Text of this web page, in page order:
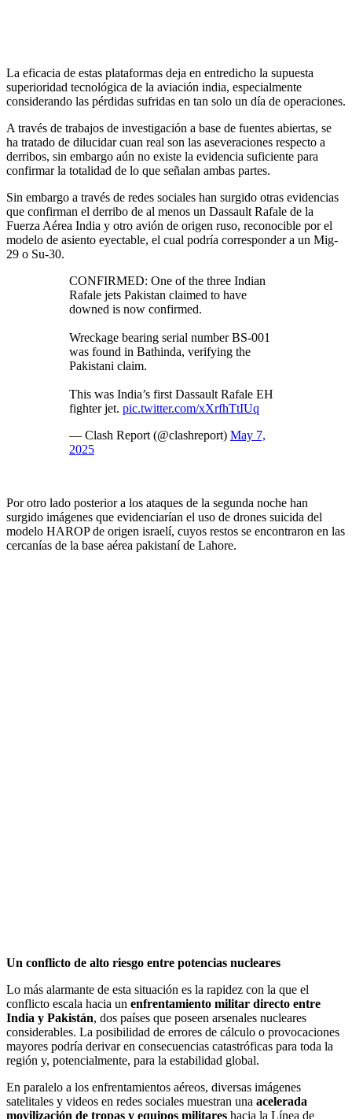
La eficacia de estas plataformas deja en entredicho la supuesta
superioridad tecnológica de la aviación india, especialmente
considerando las pérdidas sufridas en tan solo un día de operaciones.
A través de trabajos de investigación a base de fuentes abiertas, se
ha tratado de dilucidar cuan real son las aseveraciones respecto a
derribos, sin embargo aún no existe la evidencia suficiente para
confirmar la totalidad de lo que señalan ambas partes.
Sin embargo a través de redes sociales han surgido otras evidencias
que confirman el derribo de al menos un Dassault Rafale de la
Fuerza Aérea India y otro avión de origen ruso, reconocible por el
modelo de asiento eyectable, el cual podría corresponder a un Mig-
29 o Su-30.
CONFIRMED: One of the three Indian
Rafale jets Pakistan claimed to have
downed is now confirmed.
Wreckage bearing serial number BS-001
was found in Bathinda, verifying the
Pakistani claim.
This was India’s first Dassault Rafale EH
fighter jet. pic.twitter.com/xXrfhTtIUq
— Clash Report (@clashreport) May 7,
2025
Por otro lado posterior a los ataques de la segunda noche han
surgido imágenes que evidenciarían el uso de drones suicida del
modelo HAROP de origen israelí, cuyos restos se encontraron en las
cercanías de la base aérea pakistaní de Lahore.
Un conflicto de alto riesgo entre potencias nucleares
Lo más alarmante de esta situación es la rapidez con la que el
conflicto escala hacia un enfrentamiento militar directo entre
India y Pakistán, dos países que poseen arsenales nucleares
considerables. La posibilidad de errores de cálculo o provocaciones
mayores podría derivar en consecuencias catastróficas para toda la
región y, potencialmente, para la estabilidad global.
En paralelo a los enfrentamientos aéreos, diversas imágenes
satelitales y videos en redes sociales muestran una acelerada
movilización de tropas y equipos militares hacia la Línea de